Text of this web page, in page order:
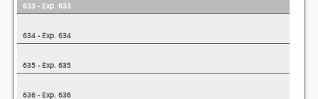
633 - Exp. 633
634 - Exp. 634
635 - Exp. 635
636 - Exp. 636